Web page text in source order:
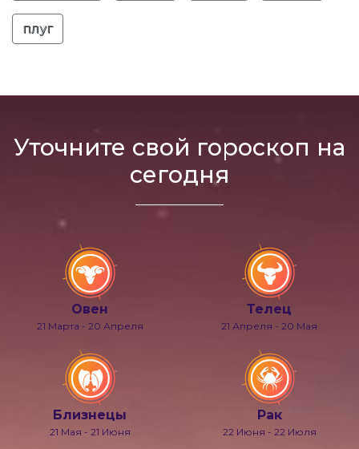
плуг
Уточните свой гороскоп на
сегодня
Овен
21 Марта - 20 Апреля
Телец
21 Апреля - 20 Мая
Близнецы
21 Мая - 21 Июня
Рак
22 Июня - 22 Июля